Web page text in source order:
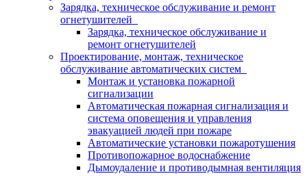
Зарядка, техническое обслуживание и ремонт
огнетушителей
Зарядка, техническое обслуживание и
ремонт огнетушителей
Проектирование, монтаж, техническое
обслуживание автоматических систем
Монтаж и установка пожарной
сигнализации
Автоматическая пожарная сигнализация и
система оповещения и управления
эвакуацией людей при пожаре
Автоматические установки пожаротушения
Противопожарное водоснабжение
Дымоудаление и противодымная вентиляция